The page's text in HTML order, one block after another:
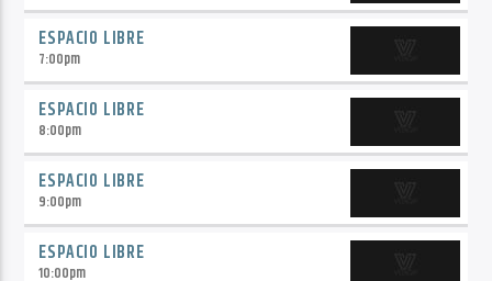
ESPACIO LIBRE
7:00pm
ESPACIO LIBRE
8:00pm
ESPACIO LIBRE
9:00pm
ESPACIO LIBRE
10:00pm